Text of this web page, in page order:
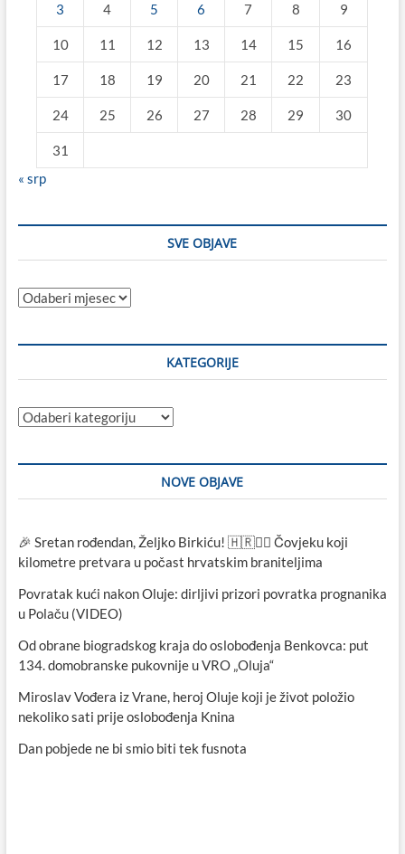
3 4 5 6 7 8 9
10 11 12 13 14 15 16
17 18 19 20 21 22 23
24 25 26 27 28 29 30
31
« srp
SVE OBJAVE
Sve
KATEGORIJE
Kategorije
NOVE OBJAVE
🎉 Sretan rođendan, Željko Birkiću! 🇭🇷🏃‍♂️ Čovjeku koji
kilometre pretvara u počast hrvatskim braniteljima
Povratak kući nakon Oluje: dirljivi prizori povratka prognanika
u Polaču (VIDEO)
Od obrane biogradskog kraja do oslobođenja Benkovca: put
134. domobranske pukovnije u VRO „Oluja“
Miroslav Vođera iz Vrane, heroj Oluje koji je život položio
nekoliko sati prije oslobođenja Knina
Dan pobjede ne bi smio biti tek fusnota